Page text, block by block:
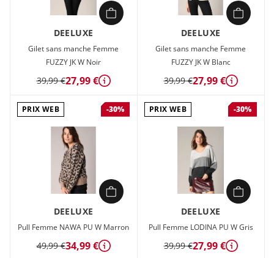
DEELUXE
Gilet sans manche Femme
FUZZY JK W Noir
39,99 €27,99 € Détails
DEELUXE
Gilet sans manche Femme
FUZZY JK W Blanc
39,99 €27,99 € Détails
PRIX WEB -30%
DEELUXE
Pull Femme NAWA PU W Marron
49,99 €34,99 € Détails
PRIX WEB -30%
DEELUXE
Pull Femme LODINA PU W Gris
39,99 €27,99 € Détails